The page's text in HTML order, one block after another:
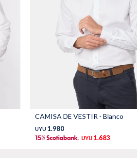
CAMISA DE VESTIR - Blanco
UYU 1.980
UYU 1.683